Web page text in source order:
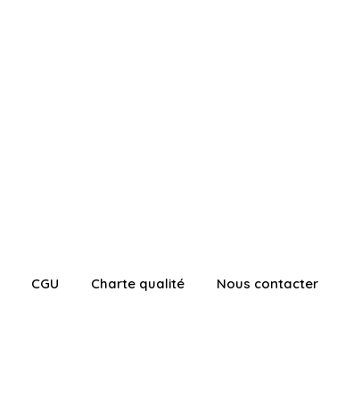
CGU Charte qualité Nous contacter